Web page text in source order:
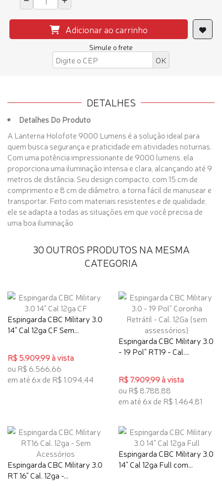
Adicionar ao carrinho
Simule o frete
DETALHES
Detalhes Do Produto
A Lanterna Holofote 9000 Lumens é a solução ideal para
quem busca segurança e praticidade em atividades noturnas.
Com uma potência impressionante de 9000 lumens, ela
proporciona uma iluminação intensa e clara, alcançando até 9
metros de distância. Seu design compacto, com 15 cm de
comprimento e 8 cm de diâmetro, a torna fácil de manusear e
transportar. Feito com materiais resistentes e de qualidade,
ele se adapta a todas as situações em que você precisa de
uma boa iluminação
30 OUTROS PRODUTOS NA MESMA
CATEGORIA
Espingarda CBC Military 3.0
14" Cal 12ga CF Sem...
R$ 5.909,99 à vista
ou R$ 6.566,66
em até 6x de R$ 1.094,44
Espingarda CBC Military 3.0
- 19 Pol" RT19 - Cal....
R$ 7.909,99 à vista
ou R$ 8.788,88
em até 6x de R$ 1.464,81
Espingarda CBC Military 3.0
RT 16" Cal. 12ga -...
Espingarda CBC Military 3.0
14" Cal 12ga Full com...